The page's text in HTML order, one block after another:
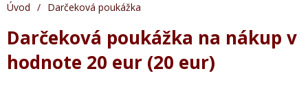
Úvod / Darčeková poukážka
Darčeková poukážka na nákup v
hodnote 20 eur (20 eur)